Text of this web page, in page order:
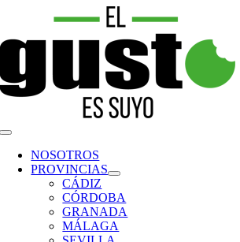
contenido
Toggle
NavigationNOSOTROS
PROVINCIAS
CÁDIZ
CÓRDOBA
GRANADA
MÁLAGA